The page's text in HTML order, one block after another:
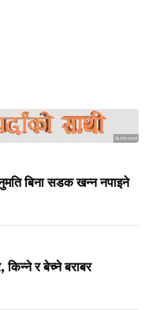
Sponsored
बिना सडक खन्न नपाइने
किन्ने र बेच्ने बराबर